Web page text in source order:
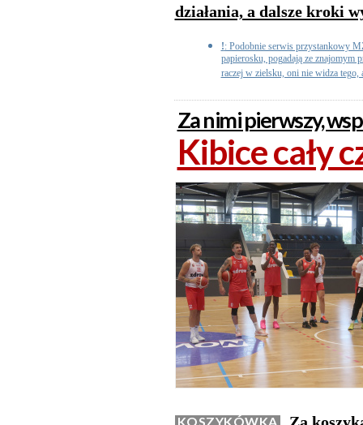
działania, a dalsze kroki
!: Podobnie serwis przystankowy
papierosku, pogadają ze znajomym
raczej w zielsku, oni nie widza tego,
Za nimi pierwszy,
Kibice cały
KOSZYKÓWKA